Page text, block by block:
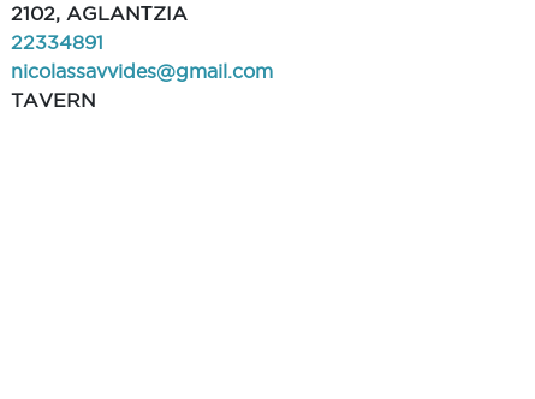
2102, AGLANΤZIA
22334891
nicolassavvides@gmail.com
TAVERN